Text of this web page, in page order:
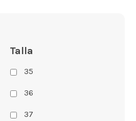
Talla
35
36
37